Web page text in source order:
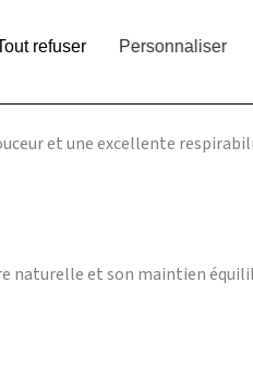
aux poitrines plus
et une excellente
naturelle et son maintien
refuser Personnaliser